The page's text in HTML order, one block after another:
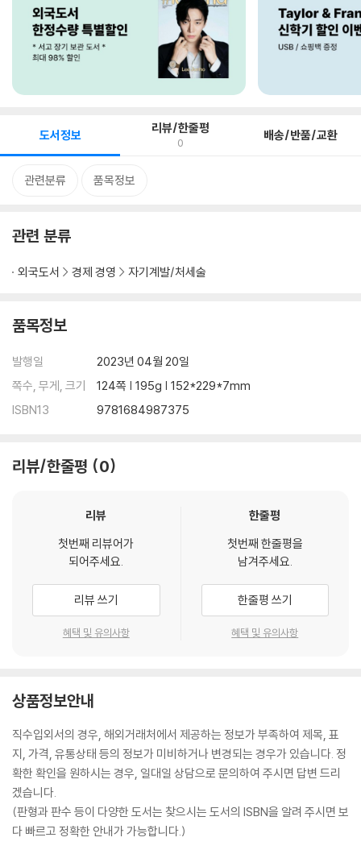
도서정보 리뷰/한줄평
0 배송/반품/교환
관련분류 품목정보
관련 분류
외국도서 경제 경영 자기계발/처세술
품목정보
발행일
2023년 04월 20일
쪽수, 무게, 크기
124쪽 | 195g | 152*229*7mm
ISBN13
9781684987375
리뷰/한줄평 0
리뷰
첫번째 리뷰어가
되어주세요.
리뷰 쓰기
혜택 및 유의사항
한줄평
첫번째 한줄평을
남겨주세요.
한줄평 쓰기
혜택 및 유의사항
상품정보안내
직수입외서의 경우, 해외거래처에서 제공하는 정보가 부족하여 제목, 표
지, 가격, 유통상태 등의 정보가 미비하거나 변경되는 경우가 있습니다. 정
확한 확인을 원하시는 경우, 일대일 상담으로 문의하여 주시면 답변 드리
겠습니다.
(판형과 판수 등이 다양한 도서는 찾으시는 도서의 ISBN을 알려 주시면 보
다 빠르고 정확한 안내가 가능합니다.)